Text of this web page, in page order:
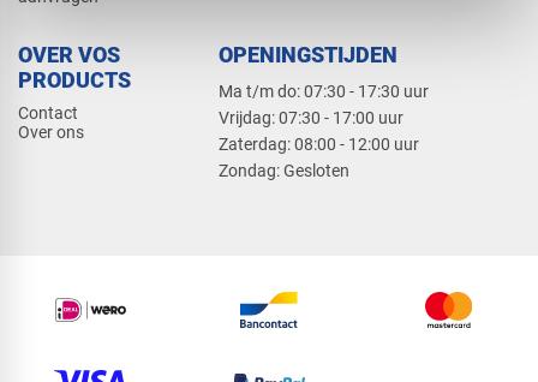
OVER VOS
PRODUCTS
Contact
Over ons
OPENINGSTIJDEN
Ma t/m do: 07:30 - 17:30 uur
​Vrijdag: 07:30 - 17:00 uur
​Zaterdag: 08:00 - 12:00 uur
​Zondag: Gesloten